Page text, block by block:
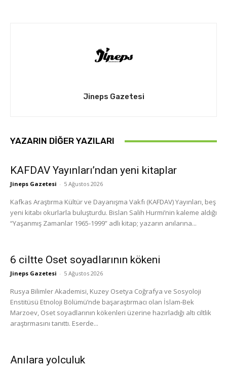
Jineps Gazetesi
YAZARIN DIĞER YAZILARI
KAFDAV Yayınları’ndan yeni kitaplar
Jineps Gazetesi - 5 Ağustos 2026
Kafkas Araştırma Kültür ve Dayanışma Vakfı (KAFDAV) Yayınları, beş
yeni kitabı okurlarla buluşturdu. Bislan Salih Hurmi’nin kaleme aldığı
“Yaşanmış Zamanlar 1965-1999” adlı kitap; yazarın anılarına...
6 ciltte Oset soyadlarının kökeni
Jineps Gazetesi - 5 Ağustos 2026
Rusya Bilimler Akademisi, Kuzey Osetya Coğrafya ve Sosyoloji
Enstitüsü Etnoloji Bölümü’nde başaraştırmacı olan İslam-Bek
Marzoev, Oset soyadlarının kökenleri üzerine hazırladığı altı ciltlik
araştırmasını tanıttı. Eserde...
Anılara yolculuk